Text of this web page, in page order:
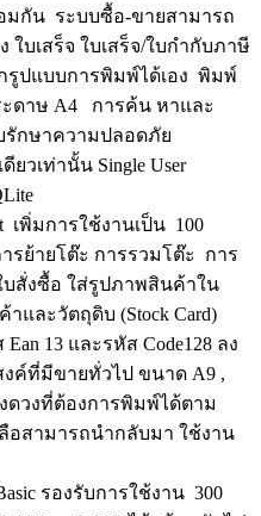
มกัน ระบบซื้อ-ขายสามารถ
บเสร็จ ใบเสร็จ/ใบกำกับภาษี
รูปแบบการพิมพ์ได้เอง พิมพ์
ดาษ A4 การค้น หาและ
รักษาความปลอดภัย
ยวเท่านั้น Single User
เพิ่มการใช้งานเป็น 100
ย้ายโต๊ะ การรวมโต๊ะ การ
สั่งซื้อ ใส่รูปภาพสินค้าใน
และวัตถุดิบ (Stock Card)
13 และรหัส Code128 ลง
ค์ที่มีขายทั่วไป ขนาด A9 ,
ดวงที่ต้องการพิมพ์ได้ตาม
อสามารถนำกลับมา ใช้งาน
รองรับการใช้งาน 300